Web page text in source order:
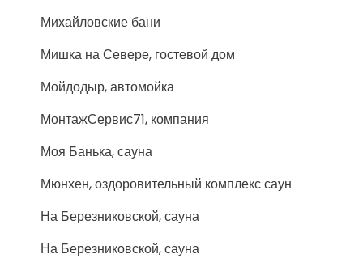
Михайловские бани
Мишка на Севере, гостевой дом
Мойдодыр, автомойка
МонтажСервис71, компания
Моя Банька, сауна
Мюнхен, оздоровительный комплекс саун
На Березниковской, сауна
На Березниковской, сауна